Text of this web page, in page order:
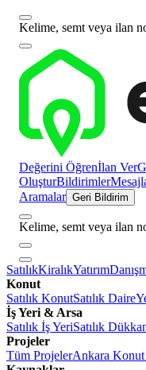
Kelime, semt veya ilan
Değerini Öğrenİlan Ver
OluşturBildirimler
Aramalar Geri Bildirim
Kelime, semt veya ilan
SatılıkKiralıkYatırım
Konut
Satılık KonutSatılık Daire
İş Yeri & Arsa
Satılık İş YeriSatılık
Projeler
Tüm ProjelerAnkara Konut